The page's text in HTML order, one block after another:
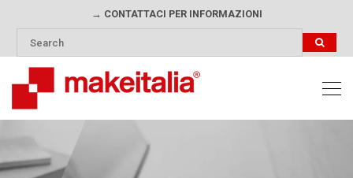
→ CONTATTACI PER INFORMAZIONI